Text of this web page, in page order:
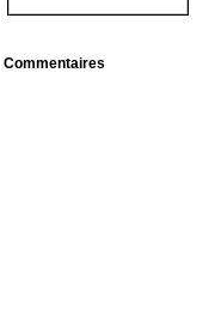
Commentaires